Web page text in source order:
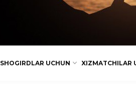
SHOGIRDLAR UCHUN XIZMATCHILAR